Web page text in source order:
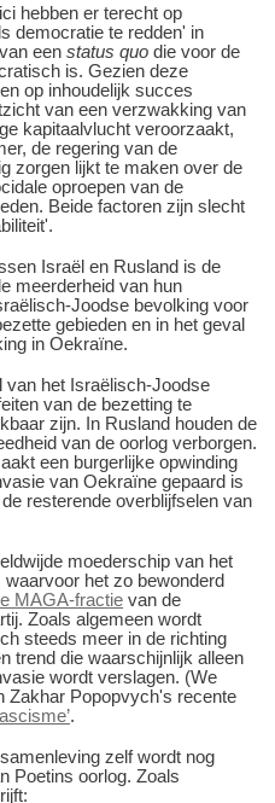
hebben er terecht op
democratie te redden' in
een status quo die voor de
is. Gezien deze
op inhoudelijk succes
van een verzwakking van
kapitaalvlucht veroorzaakt,
de regering van de
zorgen lijkt te maken over de
oproepen van de
Beide factoren zijn slecht
Israël en Rusland is de
meerderheid van hun
Joodse bevolking voor
gebieden en in het geval
in Oekraïne.
van het Israëlisch-Joodse
van de bezetting te
zijn. In Rusland houden de
van de oorlog verborgen.
een burgerlijke opwinding
van Oekraïne gepaard is
resterende overblijfselen van
moederschip van het
het zo bewonderd
MAGA-fractie van de
Zoals algemeen wordt
steeds meer in de richting
trend die waarschijnlijk alleen
wordt verslagen. (We
Zakhar Popopvych's recente
.
zelf wordt nog
Poetins oorlog. Zoals